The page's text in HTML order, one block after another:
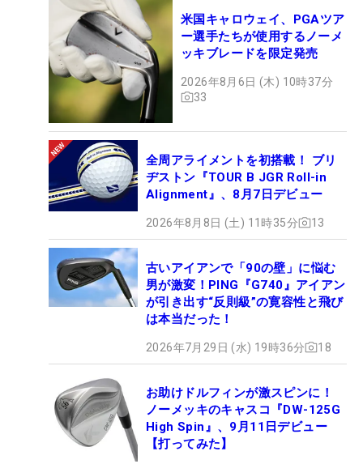
米国キャロウェイ、PGAツア
ー選手たちが使用するノーメ
ッキブレードを限定発売
2026年8月6日 (木) 10時37分
33
全周アライメントを初搭載！ ブリ
ヂストン『TOUR B JGR Roll-in
Alignment』、8月7日デビュー
2026年8月8日 (土) 11時35分 13
古いアイアンで「90の壁」に悩む
男が激変！PING『G740』アイアン
が引き出す“反則級”の寛容性と飛び
は本当だった！
2026年7月29日 (水) 19時36分 18
お助けドルフィンが激スピンに！
ノーメッキのキャスコ『DW-125G
High Spin』、9月11日デビュー
【打ってみた】